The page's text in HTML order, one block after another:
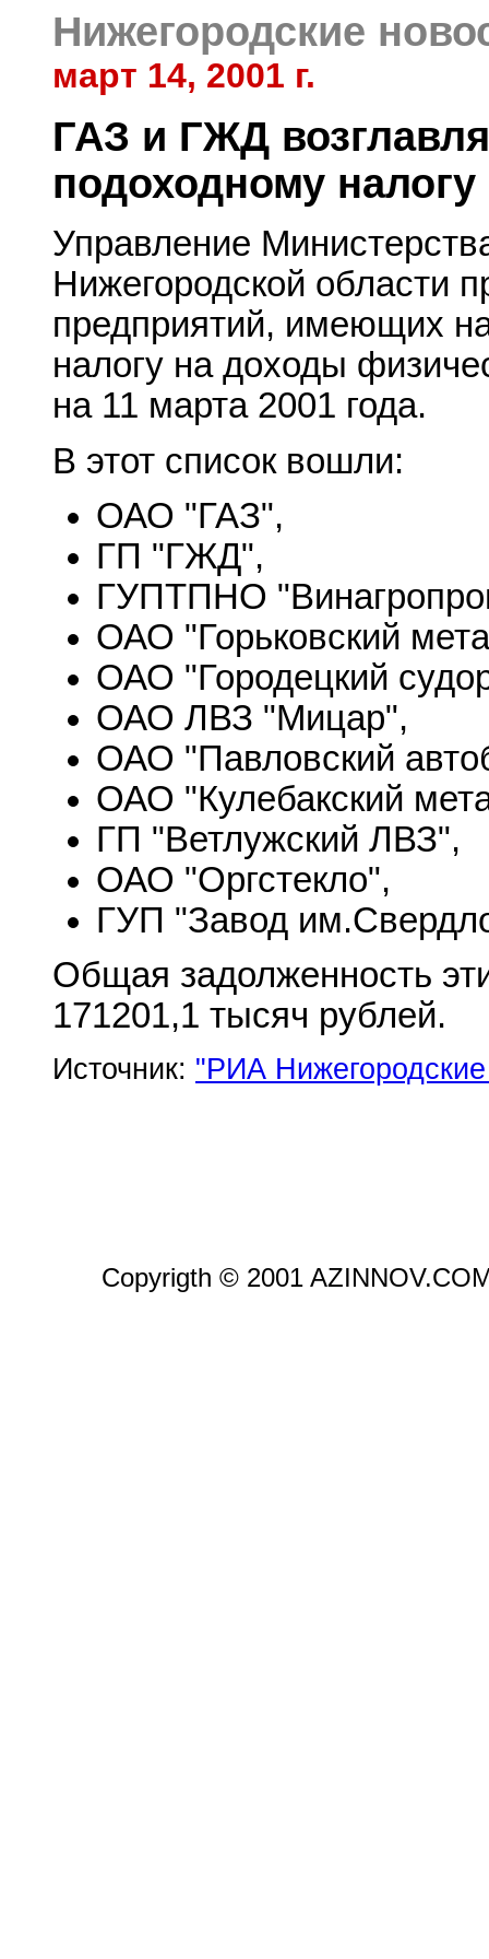
Нижегородские
март 14, 2001 г.
ГАЗ и ГЖД
подоходному налогу
Управление
Нижегородской области
предприятий, имеющих
налогу на доходы
на 11 марта 2001 года.
В этот список вошли:
ОАО "ГАЗ",
ГП "ГЖД",
ГУПТПНО
ОАО "Горьковский
ОАО "Городецкий
ОАО ЛВЗ "Мицар",
ОАО "Павловский
ОАО "Кулебакский
ГП "Ветлужский ЛВЗ",
ОАО "Оргстекло",
ГУП "Завод
Общая задолженность
171201,1 тысяч рублей.
Источник: "РИА
Copyrigth © 2001